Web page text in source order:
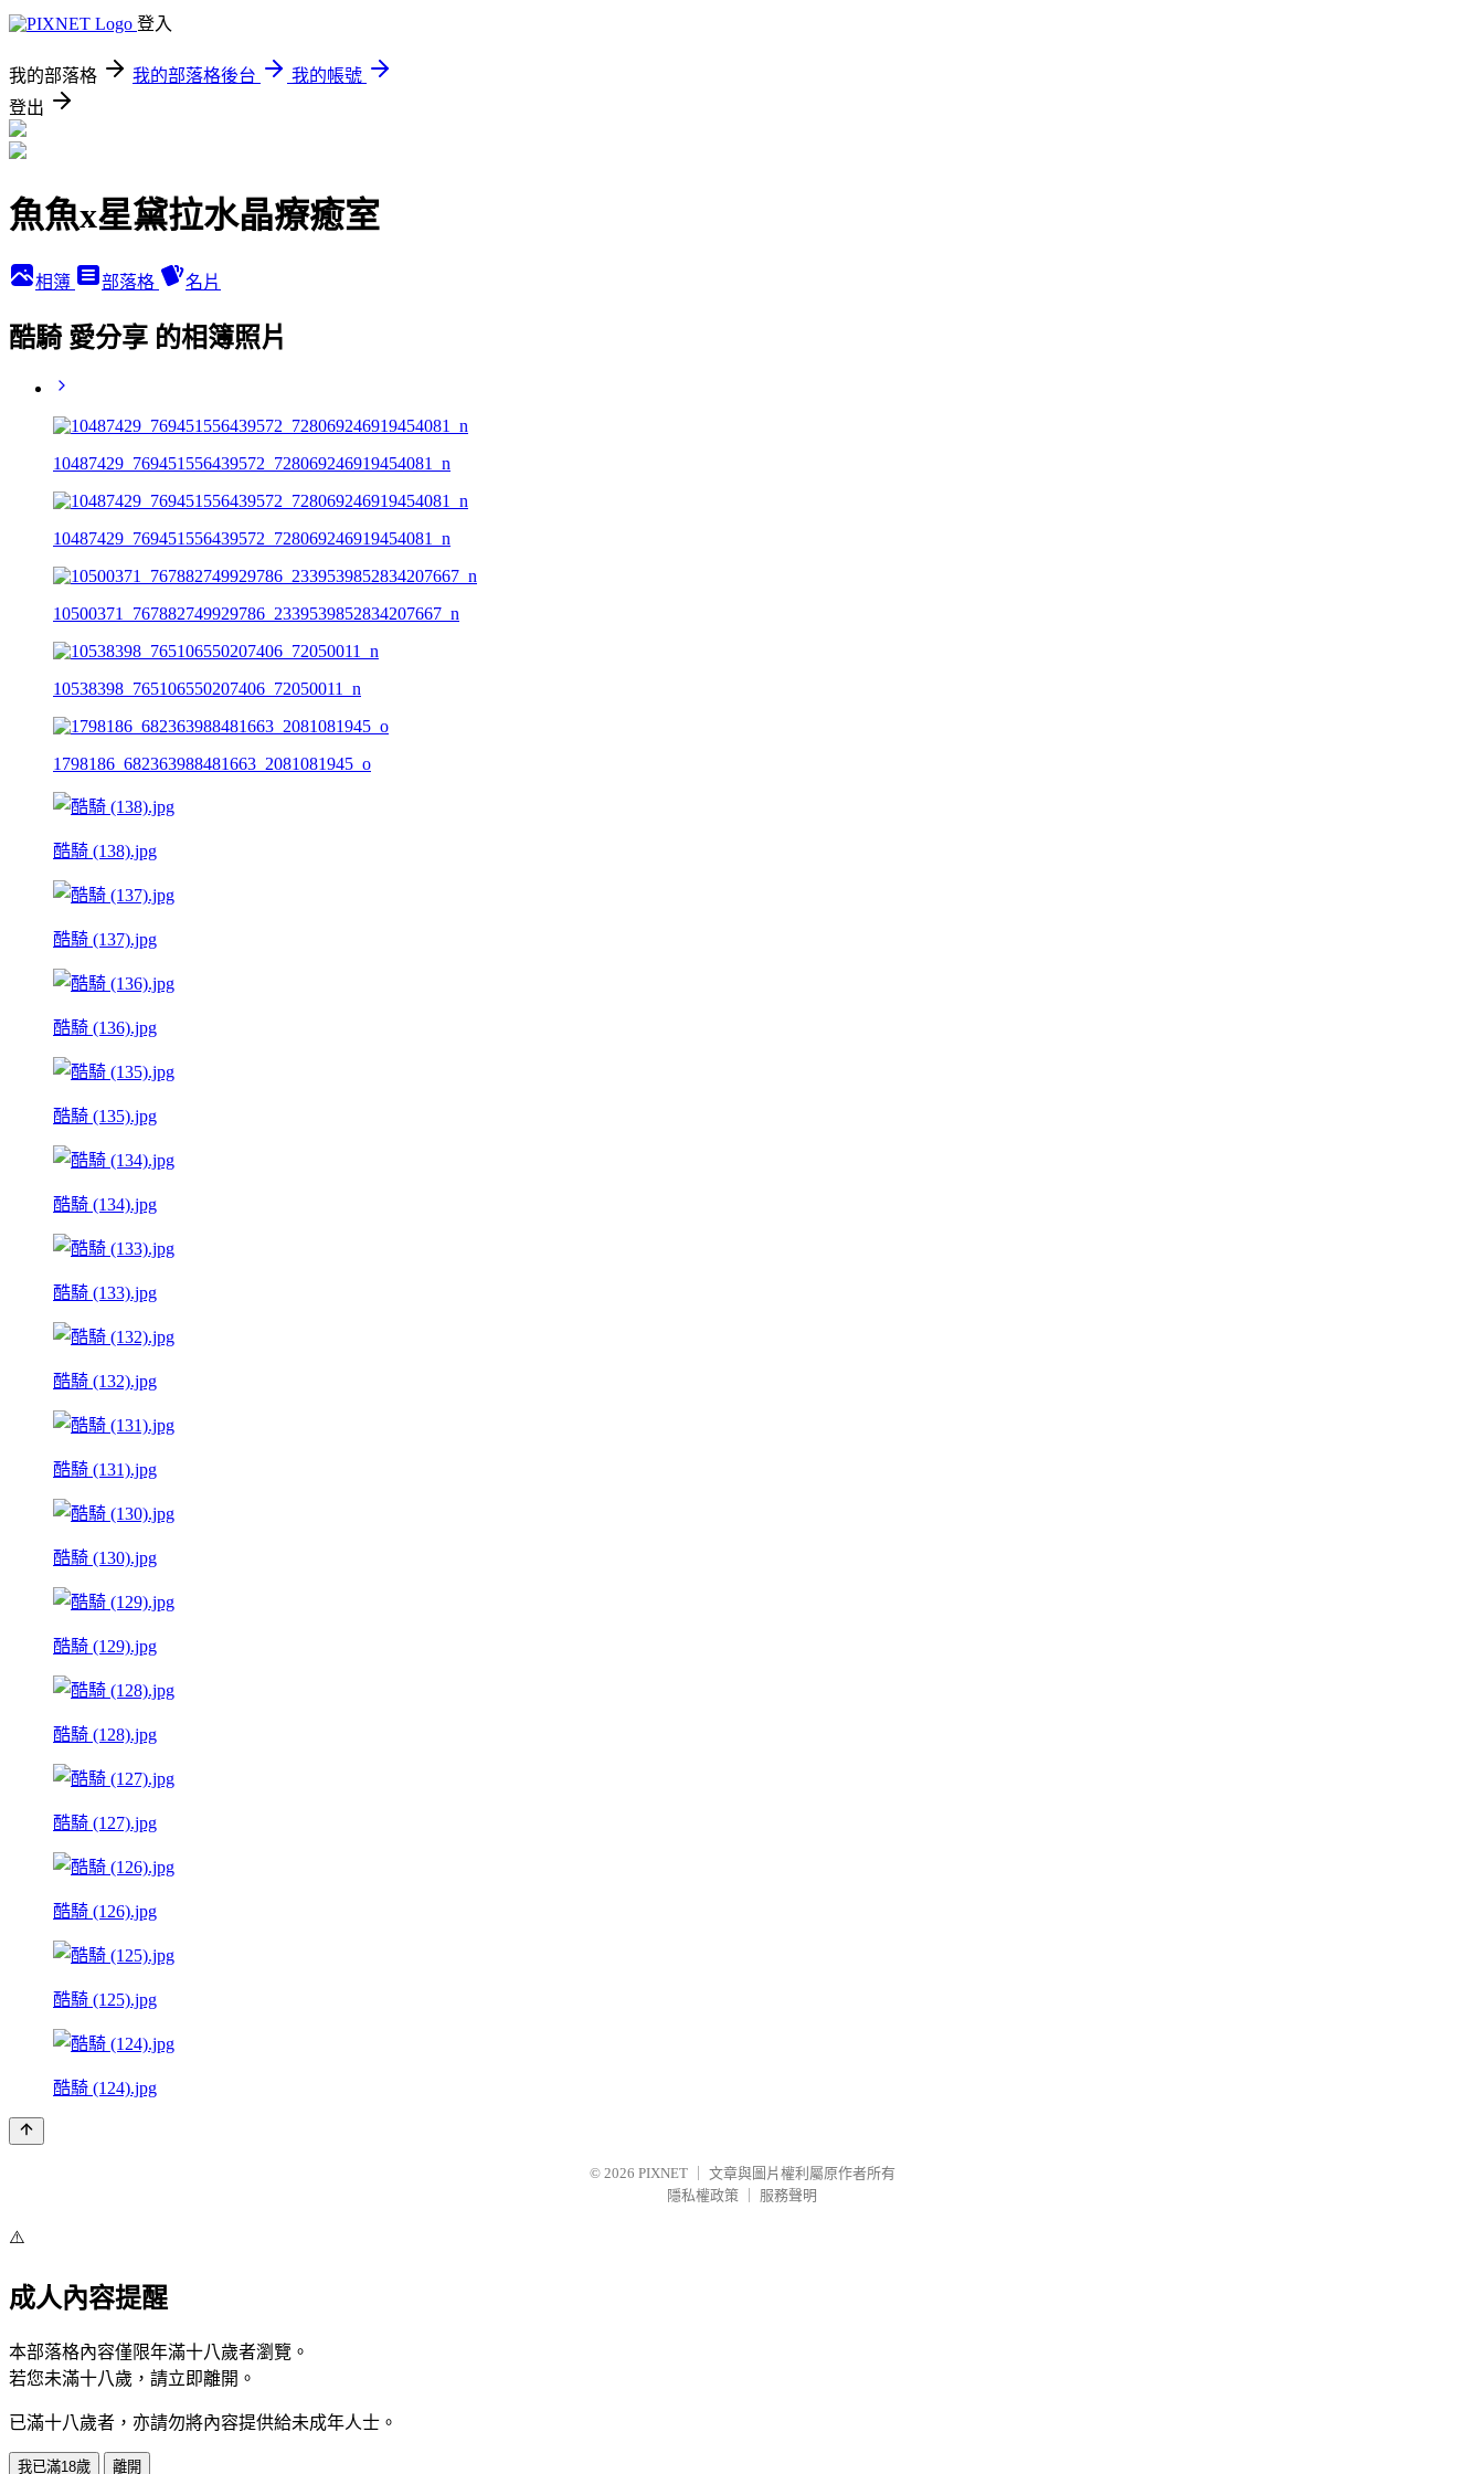
登入
我的部落格 我的部落格後台
我的帳號
登出
魚魚x星黛拉水晶療癒室
相簿 部落格 名片
酷騎 愛分享 的相簿照片
10487429_769451556439572_728069246919454081_n
10487429_769451556439572_728069246919454081_n
10500371_767882749929786_2339539852834207667_n
10538398_765106550207406_72050011_n
1798186_682363988481663_2081081945_o
酷騎 (138).jpg
酷騎 (137).jpg
酷騎 (136).jpg
酷騎 (135).jpg
酷騎 (134).jpg
酷騎 (133).jpg
酷騎 (132).jpg
酷騎 (131).jpg
酷騎 (130).jpg
酷騎 (129).jpg
酷騎 (128).jpg
酷騎 (127).jpg
酷騎 (126).jpg
酷騎 (125).jpg
酷騎 (124).jpg
© 2026 PIXNET
文章與圖片權利屬原作者所有
隱私權政策
服務聲明
⚠️
成人內容提醒
本部落格內容僅限年滿十八歲者瀏覽。
若您未滿十八歲，請立即離開。
已滿十八歲者，亦請勿將內容提供給未成年人士。
我已滿18歲 離開